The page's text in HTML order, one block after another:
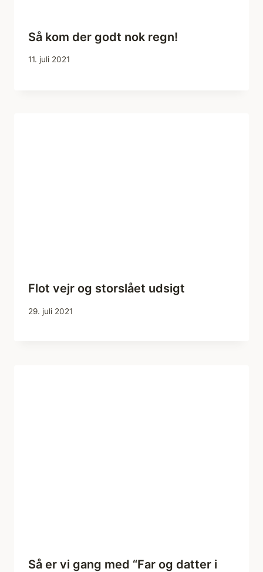
Så kom der godt nok regn!
11. juli 2021
Flot vejr og storslået udsigt
29. juli 2021
Så er vi gang med “Far og datter i